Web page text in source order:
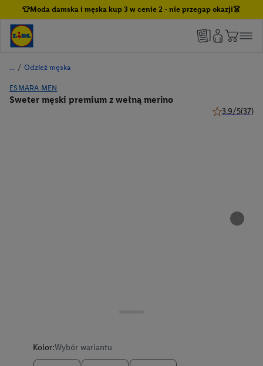
👕Moda damska i męska kup 3 w cenie 2 - nie przegap okazji👗
/ Odzież męska
ESMARA MEN
Sweter męski premium z wełną merino
3.9/5(37)
Kolor:Wybór wariantu